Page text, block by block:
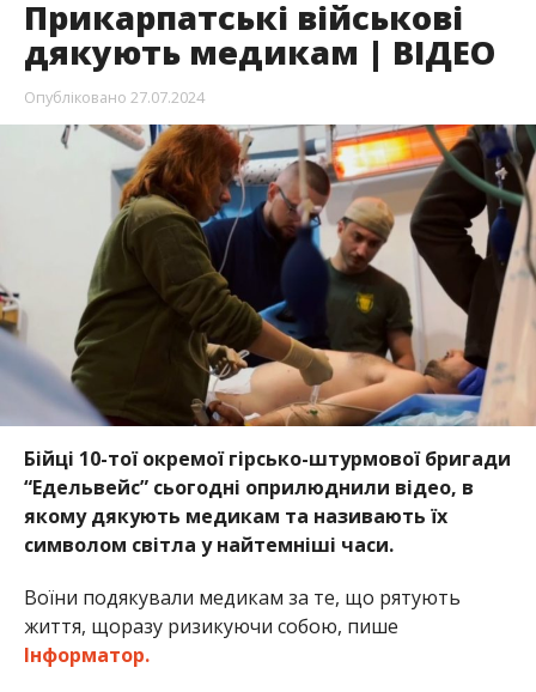
Прикарпатські військові
дякують медикам | ВІДЕО
Опубліковано 27.07.2024
Бійці 10-тої окремої гірсько-штурмової бригади
“Едельвейс” сьогодні оприлюднили відео, в
якому дякують медикам та називають їх
символом світла у найтемніші часи.
Воїни подякували медикам за те, що рятують
життя, щоразу ризикуючи собою, пише
Інформатор.